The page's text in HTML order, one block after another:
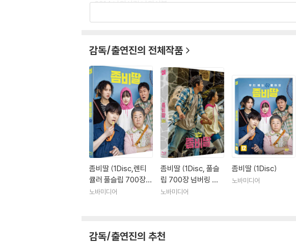
- 2014 나의사랑 나의신부
- 2012 건축학개론
드라마: - 2019 SBS 녹두꽃
- 2017 MBC 투깝스
- 2016 SBS 질투의화신
- 2015 tvN 오 나의 귀신님
- 2013 KBS2 최고다 이순신
- 2012 MBC 더 킹 투하츠
- 2012 MBN 왓츠업
감독/출연진의 전체작품
좀비딸 (1Disc,렌티
큘러 풀슬립 700장
넘버링 한정판) : 블루
노바미디어
좀비딸 (1Disc, 풀슬
립 700장 넘버링 한
정판) : 블루레이
노바미디어
좀비딸 (1Disc)
노바미디어
감독/출연진의 추천